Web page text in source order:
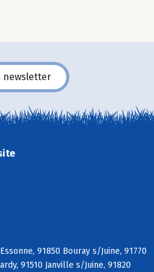
newsletter
91850 Bouray s/Juine, 91770
91510 Janville s/Juine, 91820